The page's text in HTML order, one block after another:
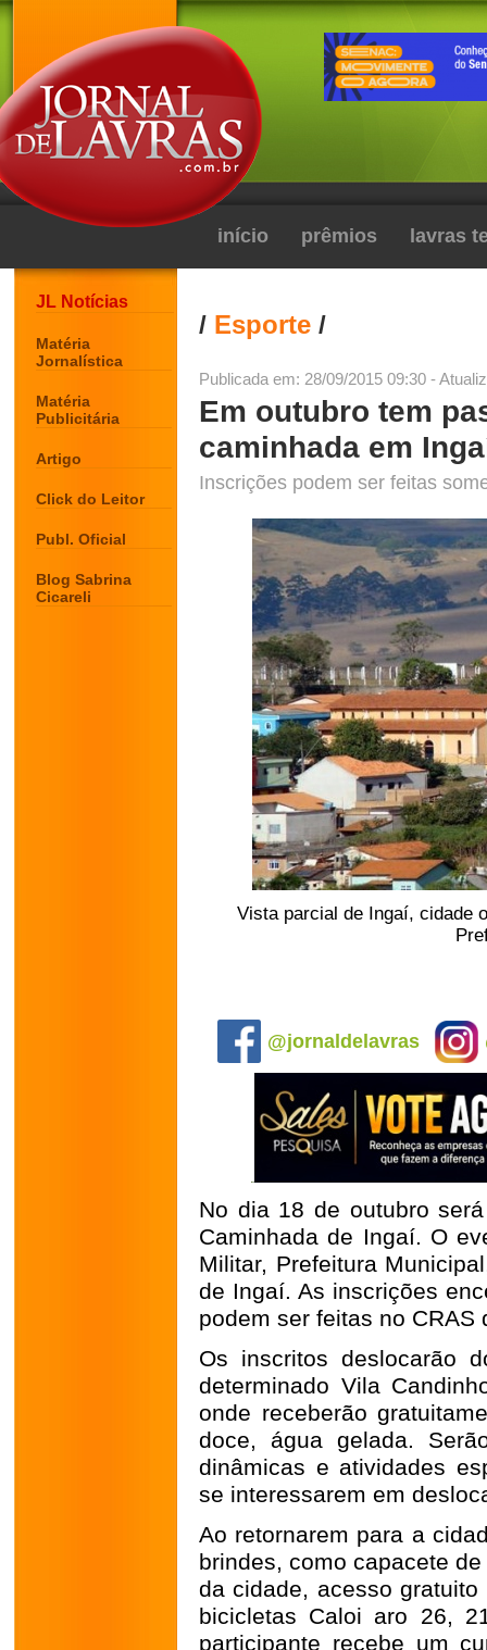
início prêmios lavras
JL Notícias
Matéria
Jornalística
Matéria
Publicitária
Artigo
Click do Leitor
Publ. Oficial
Blog Sabrina
Cicareli
/ Esporte /
Publicada em: 28/09/2015 09:30 -
Em outubro tem
caminhada em
Inscrições podem ser feitas
Vista parcial de Ingaí, cidade
@jornaldelavras
No dia 18 de outubro
Caminhada de Ingaí. O
Militar, Prefeitura
de Ingaí. As inscrições
podem ser feitas no
Os inscritos deslocarão
determinado Vila
onde receberão
doce, água gelada.
dinâmicas e atividades
se interessarem em
Ao retornarem para a
brindes, como capacete
da cidade, acesso
bicicletas Caloi aro 26,
participante recebe um